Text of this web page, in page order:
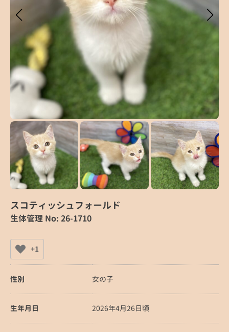
スコティッシュフォールド
生体管理 No: 26-1710
+1
性別 女の子
生年月日 2026年4月26日頃